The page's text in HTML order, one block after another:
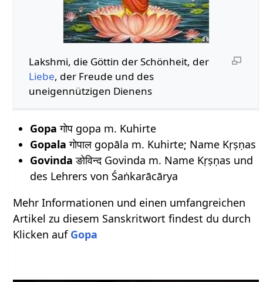
Lakshmi, die Göttin der Schönheit, der
Liebe, der Freude und des
uneigennützigen Dienens
Gopa गोप gopa m. Kuhirte
Gopala गोपाल gopāla m. Kuhirte; Name Kṛṣṇas
Govinda ङोविन्द Govinda m. Name Kṛṣṇas und
des Lehrers von Śaṅkarācārya
Mehr Informationen und einen umfangreichen
Artikel zu diesem Sanskritwort findest du durch
Klicken auf Gopa